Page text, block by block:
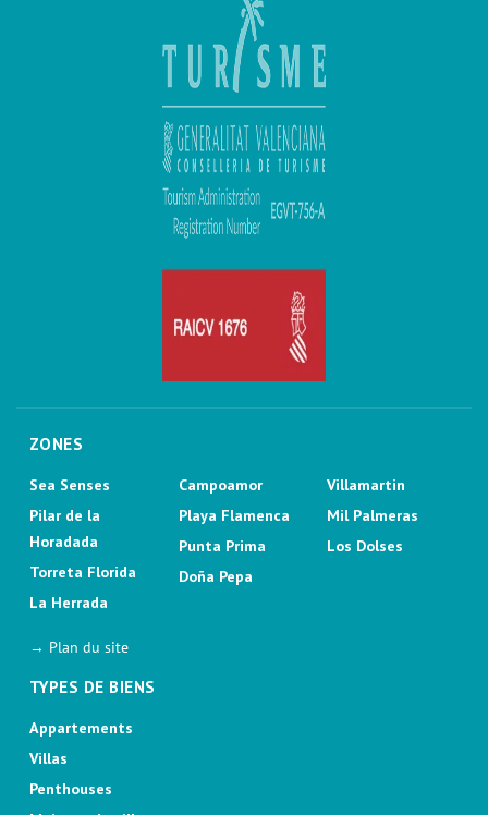
ZONES
Sea Senses
Pilar de la
Horadada
Torreta Florida
La Herrada
Campoamor
Playa Flamenca
Punta Prima
Doña Pepa
Villamartin
Mil Palmeras
Los Dolses
→ Plan du site
TYPES DE BIENS
Appartements
Villas
Penthouses